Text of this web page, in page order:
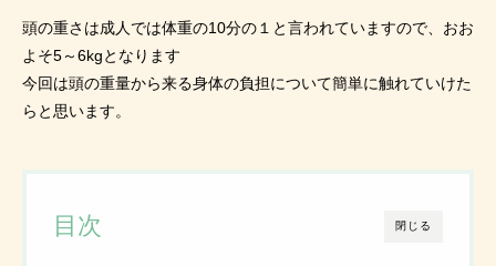
頭の重さは成人では体重の10分の１と言われていますので、おお
よそ5～6kgとなります
今回は頭の重量から来る身体の負担について簡単に触れていけた
らと思います。
閉じる
目次